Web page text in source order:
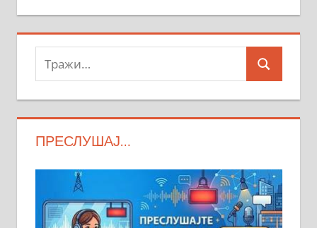
Тражи:
Search
ПРЕСЛУШАЈ…